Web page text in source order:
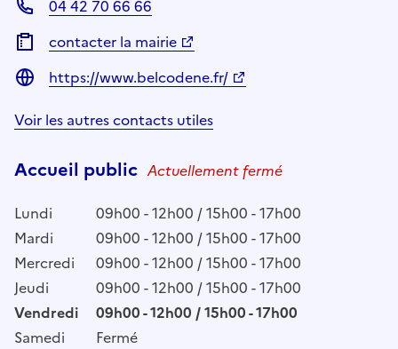
04 42 70 66 66
contacter la mairie
https://www.belcodene.fr/
Voir les autres contacts utiles
Accueil public Actuellement fermé
Lundi
09h00 - 12h00 / 15h00 - 17h00
Mardi
09h00 - 12h00 / 15h00 - 17h00
Mercredi
09h00 - 12h00 / 15h00 - 17h00
Jeudi
09h00 - 12h00 / 15h00 - 17h00
Vendredi
09h00 - 12h00 / 15h00 - 17h00
Samedi
Fermé